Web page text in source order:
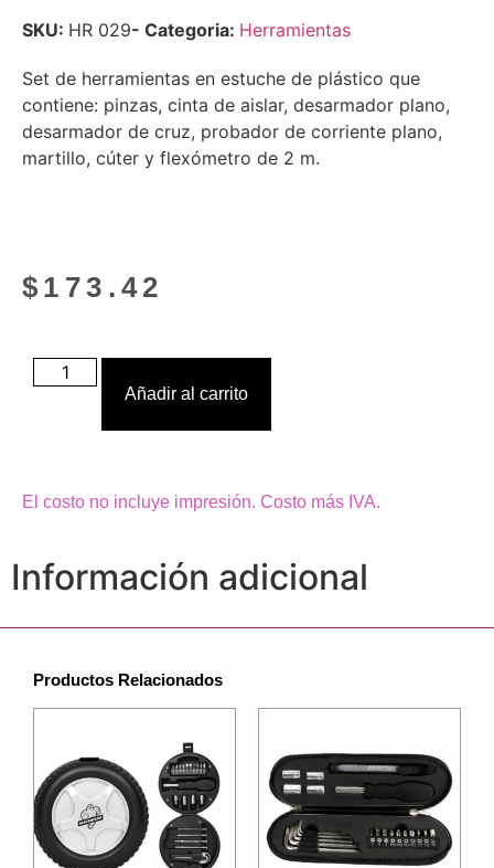
SKU: HR 029- Categoria: Herramientas
Set de herramientas en estuche de plástico que
contiene: pinzas, cinta de aislar, desarmador plano,
desarmador de cruz, probador de corriente plano,
martillo, cúter y flexómetro de 2 m.
$ 173.42
Añadir al carrito
El costo no incluye impresión. Costo más IVA.
Información adicional
Productos Relacionados